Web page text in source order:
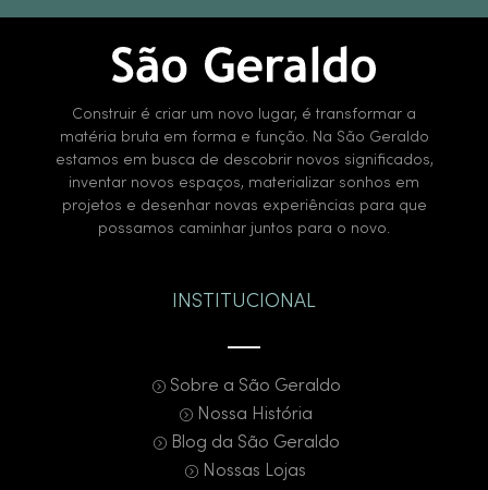
Construir é criar um novo lugar, é transformar a
matéria bruta em forma e função. Na São Geraldo
estamos em busca de descobrir novos significados,
inventar novos espaços, materializar sonhos em
projetos e desenhar novas experiências para que
possamos caminhar juntos para o novo.
INSTITUCIONAL
Sobre a São Geraldo
Nossa História
Blog da São Geraldo
Nossas Lojas